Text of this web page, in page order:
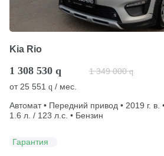
Kia Rio
1 308 530 q 1 349 000 q
от 25 551 q / мес.
Автомат • Передний привод • 2019 г. в.
1.6 л. / 123 л.с. • Бензин
Гарантия